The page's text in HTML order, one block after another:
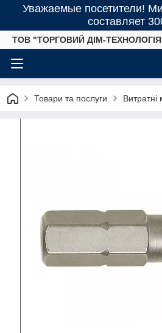
Уважаемые посетители!
составляет
ТОВ "ТОРГОВИЙ ДІМ-
Товари та послуги Витратні